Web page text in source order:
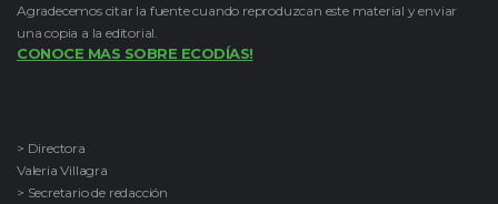
Agradecemos citar la fuente cuando reproduzcan este material y enviar
una copia a la editorial.
CONOCE MAS SOBRE ECODÍAS!
> Directora
Valeria Villagra
> Secretario de redacción